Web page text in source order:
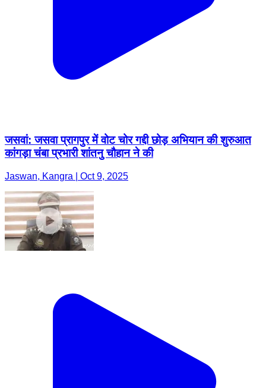
जसवां: जसवा प्रागपुर में वोट चोर गद्दी छोड़ अभियान की शुरुआत
कांगड़ा चंबा प्रभारी शांतनु चौहान ने की
Jaswan, Kangra | Oct 9, 2025